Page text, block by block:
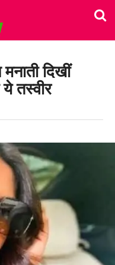
दिखीं
तस्वीर